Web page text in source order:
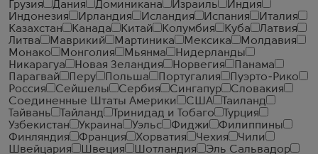
Грузия
Дания Доминикана Израиль
Индия
Индонезия
Ирландия Исландия Испания
Италия
Казахстан
Канада Китай Колумбия Куба
Латвия
Литва
Маврикий Мартиника Мексика
Молдавия
Монако
Монголия Мьянма
Нидерланды
Никарагуа
Новая Зеландия Норвегия
Панама
Парагвай
Перу Польша Португалия
Пуэрто-Рико
Россия
Сейшелы Сербия Сингапур
Словакия
Соединенные Штаты Америки
США
Таиланд
Тайвань
Тайланд Тринидад и Тобаго
Турция
Узбекистан
Украина Уэльс Фиджи
Филиппины
Финляндия
Франция Хорватия Чехия
Чили
Швейцария
Швеция Шотландия
Эль Сальвадор